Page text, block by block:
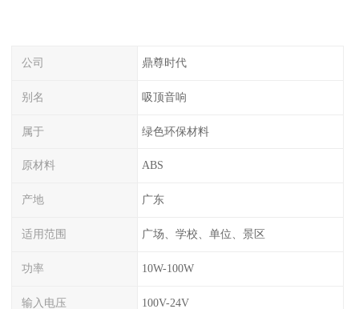
公司 鼎尊时代
别名 吸顶音响
属于 绿色环保材料
原材料 ABS
产地 广东
适用范围 广场、学校、单位、景区
功率 10W-100W
输入电压 100V-24V